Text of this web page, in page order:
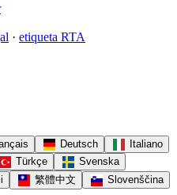
· etiqueta RTA
Deutsch
Italiano
Türkçe
Svenska
繁體中文
Slovenščina